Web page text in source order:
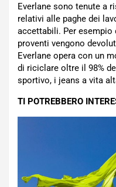
Everlane sono tenute a
relativi alle paghe dei
accettabili. Per esempio
proventi vengono
Everlane opera con un
di riciclare oltre il 98%
sportivo, i jeans a vita
TI POTREBBERO